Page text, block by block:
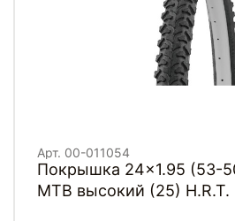
Арт. 00-011054
Покрышка 24x1.95 (53-507) 00-011054
MTB высокий (25) H.R.T.